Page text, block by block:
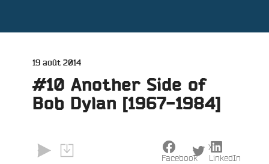
Publié
19 août 2014
#10 Another Side of
Bob Dylan [1967-1984]
Facebook
X
LinkedIn